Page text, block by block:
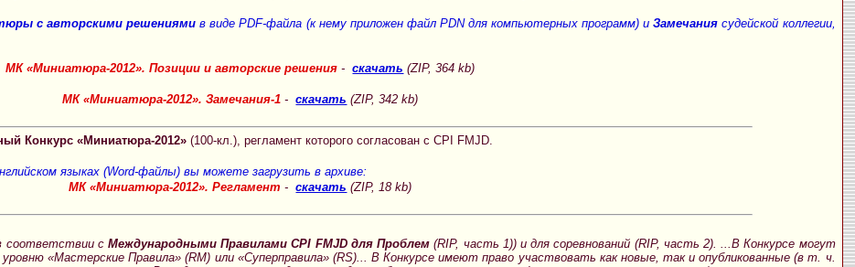
с авторскими решениями в виде PDF-файла (к нему приложен файл PDN для компьютерных программ) иЗамечания судейской коллегии,
МК «Миниатюра-2012». Позиции и авторские решения -скачать (ZIP, 364 kb)
МК «Миниатюра-2012». Замечания-1 -скачать (ZIP, 342 kb)
Конкурс «Миниатюра-2012» (100-кл.), регламент которого согласован с CPI FMJD.
языках (Word-файлы) вы можете загрузить в архиве:
МК «Миниатюра-2012». Регламент -скачать (ZIP, 18 kb)
соответствии сМеждународными Правилами CPI FMJD для Проблем (RIP, часть 1)) и для соревнований (RIP, часть 2). ...В Конкурсе могут
«Мастерские Правила» (RM) или «Суперправила» (RS)... В Конкурсе имеют право участвовать как новые, так и опубликованные (в т. ч.